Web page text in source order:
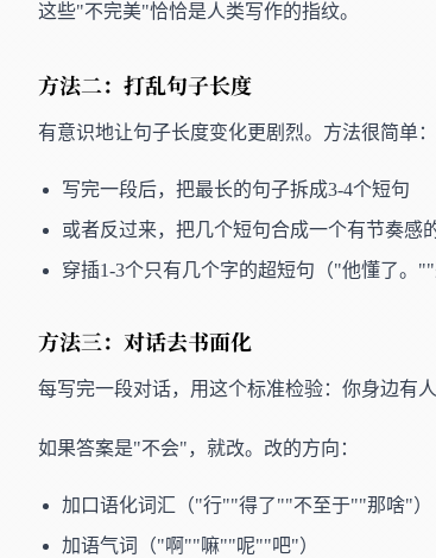
这些"不完美"恰恰是人类写作的指纹。
方法二：打乱句子长度
有意识地让句子长度变化更剧烈。方法很简单：
写完一段后，把最长的句子拆成3-4个短句
或者反过来，把几个短句合成一个有节奏感
穿插1-3个只有几个字的超短句（"他懂了。
方法三：对话去书面化
每写完一段对话，用这个标准检验：你身边有
如果答案是"不会"，就改。改的方向：
加口语化词汇（"行""得了""不至于""那啥"）
加语气词（"啊""嘛""呢""吧"）